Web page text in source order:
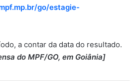
go/estagie-
a contar da data do resultado.
do MPF/GO, em Goiânia]
de Goiás abre inscrições
– Frota de drones
agiliza manutenções preventivas